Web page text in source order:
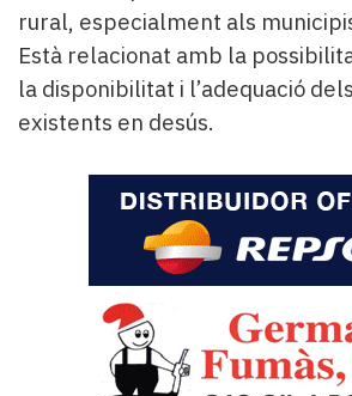
rural, especialment als
Està relacionat amb la
la disponibilitat i l’adequació
existents en desús.